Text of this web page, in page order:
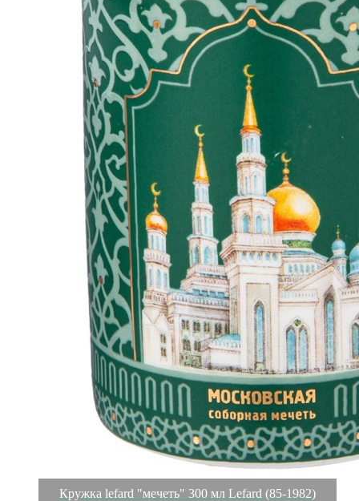
Кружка lefard "мечеть" 300 мл Lefard (85-1982)